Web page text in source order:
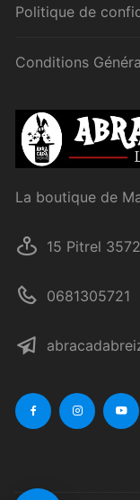
Politique de
Conditions
La boutique de
15 Pitrel
0681305721